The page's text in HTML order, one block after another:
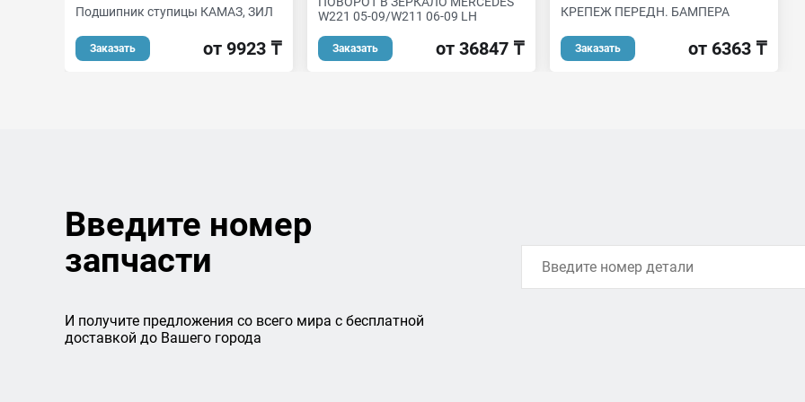
Подшипник ступицы КАМАЗ, ЗИЛ
Заказать от 9923 ₸
W221 05-09/W211 06-09 LH
Заказать от 36847 ₸
КРЕПЕЖ ПЕРЕДН. БАМПЕРА
Заказать от 6363 ₸
Введите номер
запчасти
И получите предложения со всего мира с бесплатной
доставкой до Вашего города